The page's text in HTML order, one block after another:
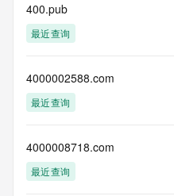
400.pub
最近查询
4000002588.com
最近查询
4000008718.com
最近查询